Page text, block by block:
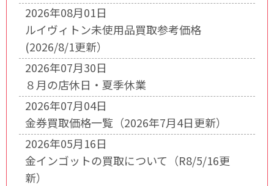
2026年08月01日
ルイヴィトン未使用品買取参考価格
(2026/8/1更新）
2026年07月30日
８月の店休日・夏季休業
2026年07月04日
金券買取価格一覧（2026年7月4日更新）
2026年05月16日
金インゴットの買取について（R8/5/16更
新）